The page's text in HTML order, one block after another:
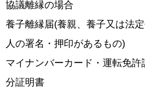
協議離縁の場合
養子離縁届(養親、養子又は法
人の署名・押印があるもの)
マイナンバーカード・運転免許
分証明書